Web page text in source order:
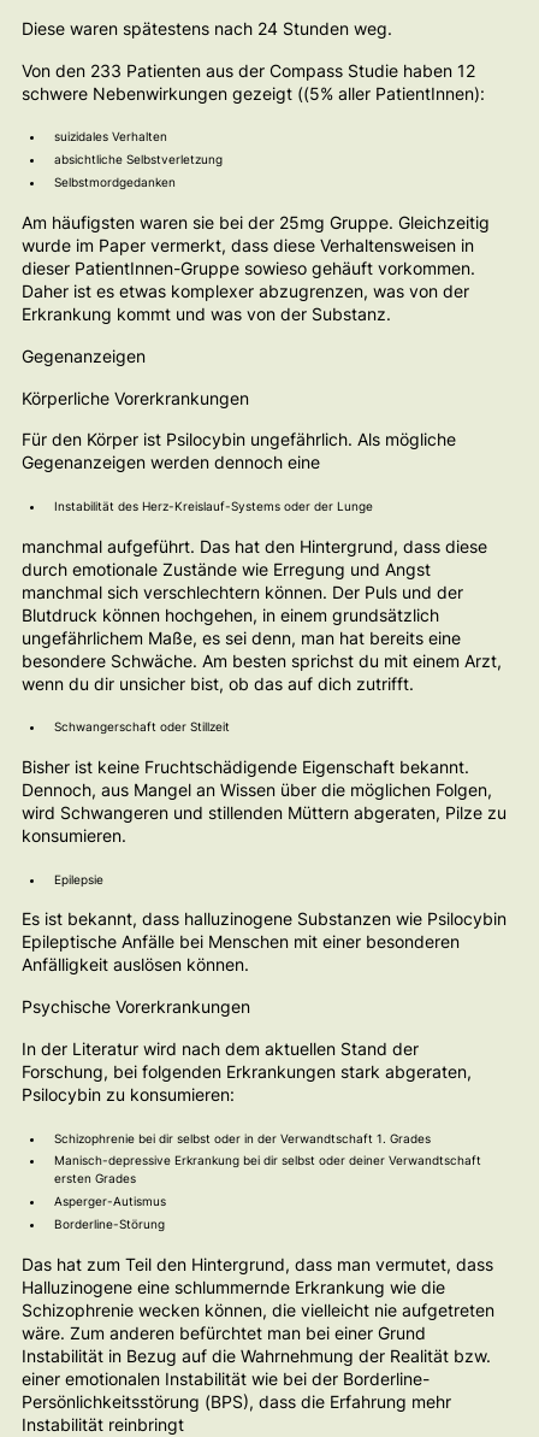
Diese waren spätestens nach 24 Stunden weg.
Von den 233 Patienten aus der Compass Studie haben 12
schwere Nebenwirkungen gezeigt ((5% aller PatientInnen):
suizidales Verhalten
absichtliche Selbstverletzung
Selbstmordgedanken
Am häufigsten waren sie bei der 25mg Gruppe. Gleichzeitig
wurde im Paper vermerkt, dass diese Verhaltensweisen in
dieser PatientInnen-Gruppe sowieso gehäuft vorkommen.
Daher ist es etwas komplexer abzugrenzen, was von der
Erkrankung kommt und was von der Substanz.
Gegenanzeigen
Körperliche Vorerkrankungen
Für den Körper ist Psilocybin ungefährlich. Als mögliche
Gegenanzeigen werden dennoch eine
Instabilität des Herz-Kreislauf-Systems oder der Lunge
manchmal aufgeführt. Das hat den Hintergrund, dass diese
durch emotionale Zustände wie Erregung und Angst
manchmal sich verschlechtern können. Der Puls und der
Blutdruck können hochgehen, in einem grundsätzlich
ungefährlichem Maße, es sei denn, man hat bereits eine
besondere Schwäche. Am besten sprichst du mit einem Arzt,
wenn du dir unsicher bist, ob das auf dich zutrifft.
Schwangerschaft oder Stillzeit
Bisher ist keine Fruchtschädigende Eigenschaft bekannt.
Dennoch, aus Mangel an Wissen über die möglichen Folgen,
wird Schwangeren und stillenden Müttern abgeraten, Pilze zu
konsumieren.
Epilepsie
Es ist bekannt, dass halluzinogene Substanzen wie Psilocybin
Epileptische Anfälle bei Menschen mit einer besonderen
Anfälligkeit auslösen können.
Psychische Vorerkrankungen
In der Literatur wird nach dem aktuellen Stand der
Forschung, bei folgenden Erkrankungen stark abgeraten,
Psilocybin zu konsumieren:
Schizophrenie bei dir selbst oder in der Verwandtschaft 1. Grades
Manisch-depressive Erkrankung bei dir selbst oder deiner Verwandtschaft
ersten Grades
Asperger-Autismus
Borderline-Störung
Das hat zum Teil den Hintergrund, dass man vermutet, dass
Halluzinogene eine schlummernde Erkrankung wie die
Schizophrenie wecken können, die vielleicht nie aufgetreten
wäre. Zum anderen befürchtet man bei einer Grund
Instabilität in Bezug auf die Wahrnehmung der Realität bzw.
einer emotionalen Instabilität wie bei der Borderline-
Persönlichkeitsstörung (BPS), dass die Erfahrung mehr
Instabilität reinbringt